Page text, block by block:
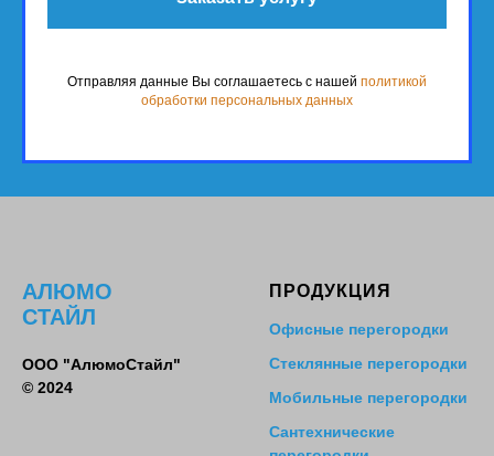
Отправляя данные Вы соглашаетесь с нашей политикой
обработки персональных данных
АЛЮМО
СТАЙЛ
ООО "АлюмоСтайл"
© 2024
ПРОДУКЦИЯ
Офисные перегородки
Стеклянные перегородки
Мобильные перегородки
Сантехнические